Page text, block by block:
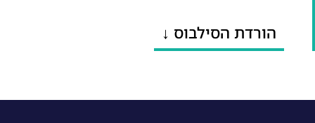
הורדת הסילבוס ↓